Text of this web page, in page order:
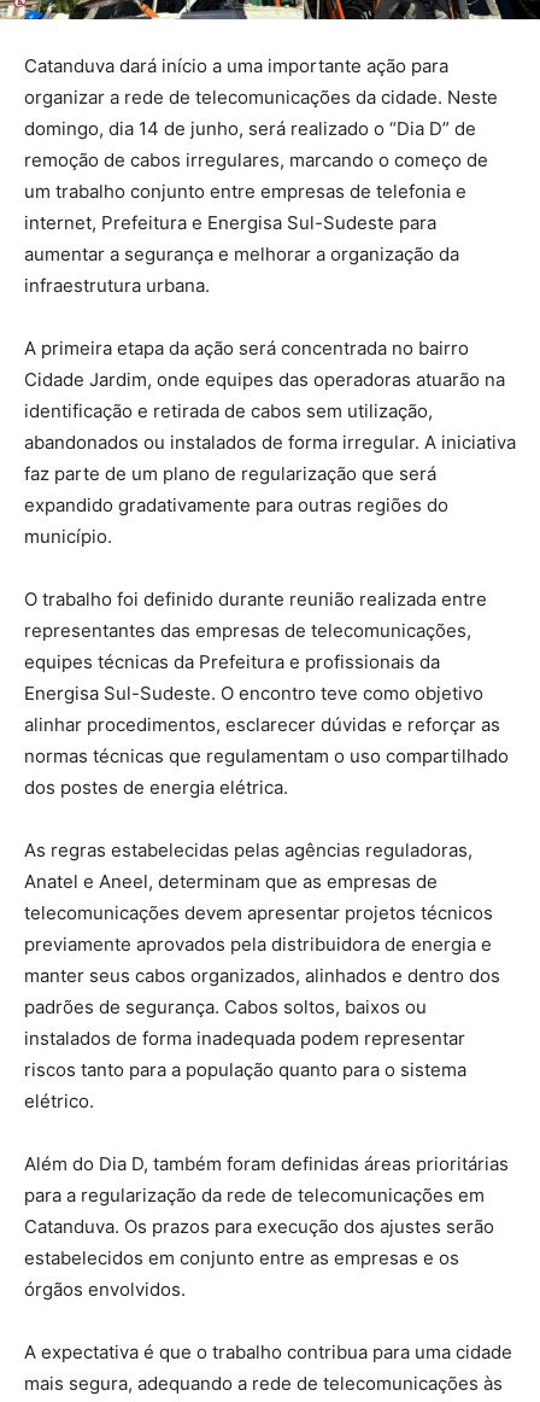
Catanduva dará início a uma importante ação para
organizar a rede de telecomunicações da cidade. Neste
domingo, dia 14 de junho, será realizado o “Dia D” de
remoção de cabos irregulares, marcando o começo de
um trabalho conjunto entre empresas de telefonia e
internet, Prefeitura e Energisa Sul-Sudeste para
aumentar a segurança e melhorar a organização da
infraestrutura urbana.
A primeira etapa da ação será concentrada no bairro
Cidade Jardim, onde equipes das operadoras atuarão na
identificação e retirada de cabos sem utilização,
abandonados ou instalados de forma irregular. A iniciativa
faz parte de um plano de regularização que será
expandido gradativamente para outras regiões do
município.
O trabalho foi definido durante reunião realizada entre
representantes das empresas de telecomunicações,
equipes técnicas da Prefeitura e profissionais da
Energisa Sul-Sudeste. O encontro teve como objetivo
alinhar procedimentos, esclarecer dúvidas e reforçar as
normas técnicas que regulamentam o uso compartilhado
dos postes de energia elétrica.
As regras estabelecidas pelas agências reguladoras,
Anatel e Aneel, determinam que as empresas de
telecomunicações devem apresentar projetos técnicos
previamente aprovados pela distribuidora de energia e
manter seus cabos organizados, alinhados e dentro dos
padrões de segurança. Cabos soltos, baixos ou
instalados de forma inadequada podem representar
riscos tanto para a população quanto para o sistema
elétrico.
Além do Dia D, também foram definidas áreas prioritárias
para a regularização da rede de telecomunicações em
Catanduva. Os prazos para execução dos ajustes serão
estabelecidos em conjunto entre as empresas e os
órgãos envolvidos.
A expectativa é que o trabalho contribua para uma cidade
mais segura, adequando a rede de telecomunicações às